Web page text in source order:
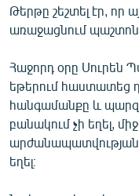
Թերթը շեշտել էր, որ
առաջացնում պաշտոն
Հաջորդ օրը Սուրեն
եթերում հաստատեց
հանգամանքը և
բանակում չի եղել,
եղել։